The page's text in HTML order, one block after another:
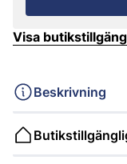
Visa
Beskrivning